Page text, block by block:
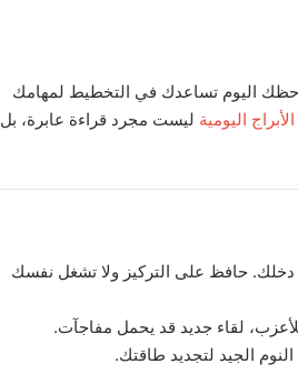
حظك اليوم تساعدك في التخطيط لمهامك
الأبراج اليومية ليست مجرد قراءة عابرة، بل
حافظ على التركيز ولا تشغل نفسك
لقاء جديد قد يحمل مفاجآت.
الجيد لتجديد طاقتك.